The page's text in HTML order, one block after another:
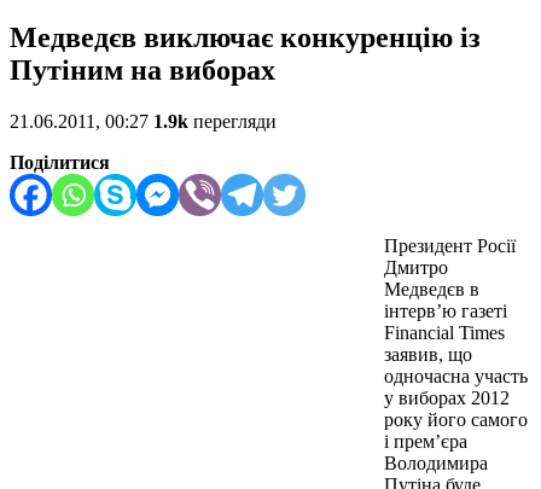
Медведєв виключає конкуренцію із
Путіним на виборах
21.06.2011, 00:27 1.9k перегляди
Поділитися
Президент Росії
Дмитро
Медведєв в
інтерв’ю газеті
Financial Times
заявив, що
одночасна участь
у виборах 2012
року його самого
і прем’єра
Володимира